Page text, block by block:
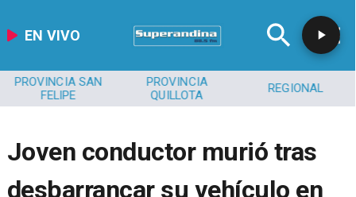
EN VIVO
PROVINCIA SAN
FELIPE
PROVINCIA
QUILLOTA
REGIONAL
Joven conductor murió tras
desbarrancar su vehículo en